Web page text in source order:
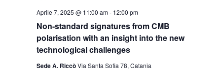
Non-standard signatures from CMB
polarisation with an insight into the new
technological challenges
Aprile 7, 2025 @ 11:00 am- 12:00 pm
Sede A. RiccòVia Santa Sofia 78, Catania